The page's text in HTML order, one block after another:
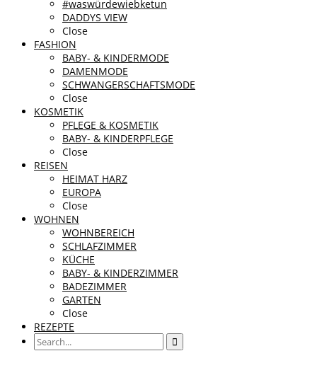
#waswürdewiebketun
DADDYS VIEW
Close
FASHION
BABY- & KINDERMODE
DAMENMODE
SCHWANGERSCHAFTSMODE
Close
KOSMETIK
PFLEGE & KOSMETIK
BABY- & KINDERPFLEGE
Close
REISEN
HEIMAT HARZ
EUROPA
Close
WOHNEN
WOHNBEREICH
SCHLAFZIMMER
KÜCHE
BABY- & KINDERZIMMER
BADEZIMMER
GARTEN
Close
REZEPTE